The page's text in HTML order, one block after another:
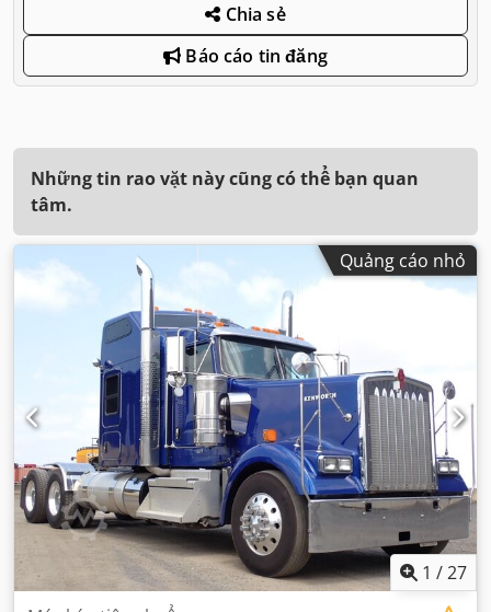
Chia sẻ
Báo cáo tin đăng
Những tin rao vặt này cũng có thể bạn quan
tâm.
Quảng cáo nhỏ
1 /27